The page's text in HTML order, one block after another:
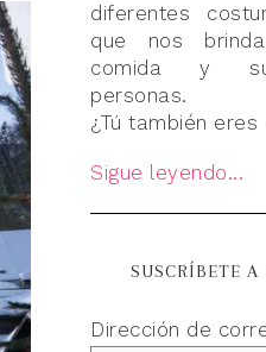
diferentes
que nos
comida y
personas.
¿Tú también
Sigue leyendo...
SUSCRÍBETE
Dirección de